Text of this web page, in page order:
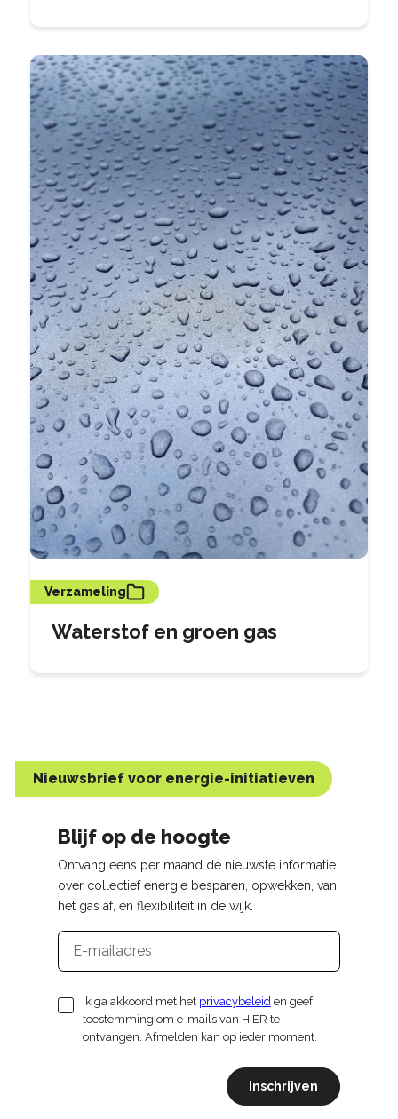
Verzameling
Waterstof en groen gas
Nieuwsbrief voor energie-initiatieven
Blijf op de hoogte
Ontvang eens per maand de nieuwste informatie
over collectief energie besparen, opwekken, van
het gas af, en flexibiliteit in de wijk.
E-
mailadres
Ik ga akkoord met het privacybeleid en geef
toestemming om e-mails van HIER te
ontvangen. Afmelden kan op ieder moment.
Inschrijven